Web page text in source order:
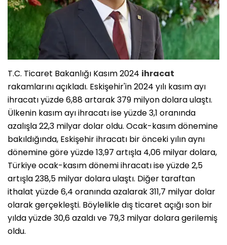
T.C. Ticaret Bakanlığı Kasım 2024 ihracat
rakamlarını açıkladı. Eskişehir'in 2024 yılı kasım ayı
ihracatı yüzde 6,88 artarak 379 milyon dolara ulaştı.
Ülkenin kasım ayı ihracatı ise yüzde 3,1 oranında
azalışla 22,3 milyar dolar oldu. Ocak-kasım dönemine
bakıldığında, Eskişehir ihracatı bir önceki yılın aynı
dönemine göre yüzde 13,97 artışla 4,06 milyar dolara,
Türkiye ocak-kasım dönemi ihracatı ise yüzde 2,5
artışla 238,5 milyar dolara ulaştı. Diğer taraftan
ithalat yüzde 6,4 oranında azalarak 311,7 milyar dolar
olarak gerçekleşti. Böylelikle dış ticaret açığı son bir
yılda yüzde 30,6 azaldı ve 79,3 milyar dolara gerilemiş
oldu.